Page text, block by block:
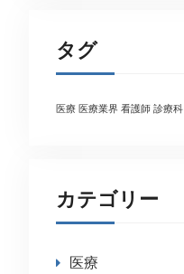
タグ
医療 医療業界 看護師 診療科
カテゴリー
医療